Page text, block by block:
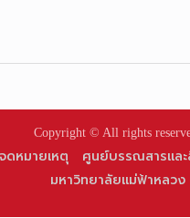
Copyright © All rights
ดหมายเหตุ
ศูนย์บรรณสารแล
มหาวิทยาลัยแม่ฟ้าหลวง